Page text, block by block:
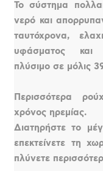
Το σύστημα
νερό και
ταυτόχρονα,
υφάσματος και
πλύσιμο σε μόλις
Περισσότερα
χρόνος ηρεμίας.
Διατηρήστε το
επεκτείνετε τη
πλύνετε